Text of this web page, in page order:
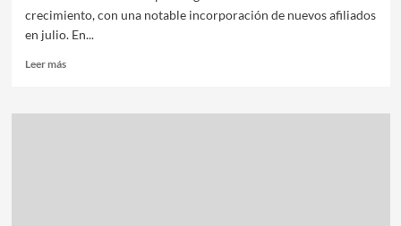
crecimiento, con una notable incorporación de nuevos afiliados
en julio. En...
Leer más